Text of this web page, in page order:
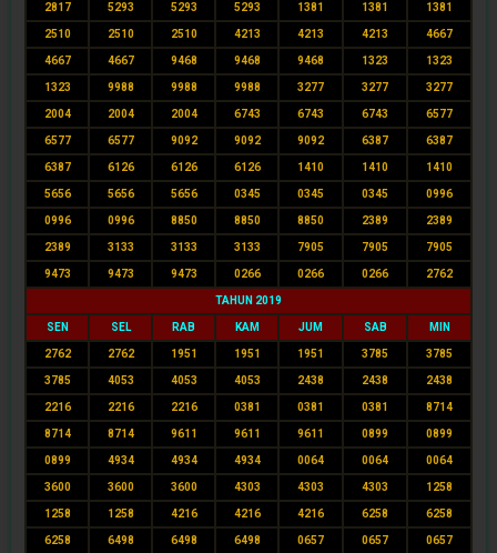
2817 5293 5293 5293 1381 1381 1381
2510 2510 2510 4213 4213 4213 4667
4667 4667 9468 9468 9468 1323 1323
1323 9988 9988 9988 3277 3277 3277
2004 2004 2004 6743 6743 6743 6577
6577 6577 9092 9092 9092 6387 6387
6387 6126 6126 6126 1410 1410 1410
5656 5656 5656 0345 0345 0345 0996
0996 0996 8850 8850 8850 2389 2389
2389 3133 3133 3133 7905 7905 7905
9473 9473 9473 0266 0266 0266 2762
TAHUN 2019
SEN SEL RAB KAM JUM SAB MIN
2762 2762 1951 1951 1951 3785 3785
3785 4053 4053 4053 2438 2438 2438
2216 2216 2216 0381 0381 0381 8714
8714 8714 9611 9611 9611 0899 0899
0899 4934 4934 4934 0064 0064 0064
3600 3600 3600 4303 4303 4303 1258
1258 1258 4216 4216 4216 6258 6258
6258 6498 6498 6498 0657 0657 0657